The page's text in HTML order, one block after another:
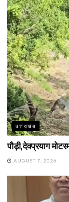
उत्तराखंड
पौड़ी,देवप्रयाग
AUGUST 7, 2026